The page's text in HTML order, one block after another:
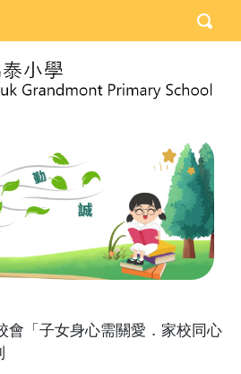
會「子女身心需關愛．家校同心